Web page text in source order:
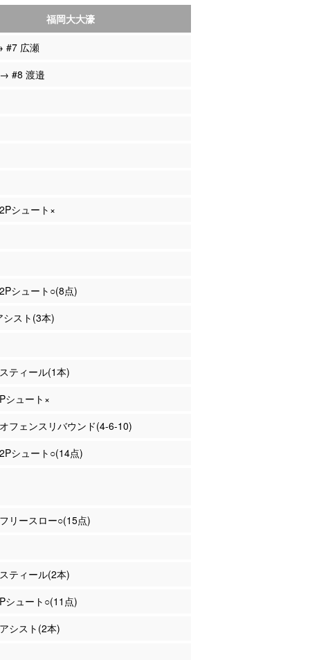
福岡大大濠
#7 広瀬
#8 渡邉
シュート×
シュート○(8点)
スト(3本)
ティール(1本)
シュート×
フェンスリバウンド(4-6-10)
シュート○(14点)
リースロー○(15点)
ティール(2本)
シュート○(11点)
シスト(2本)